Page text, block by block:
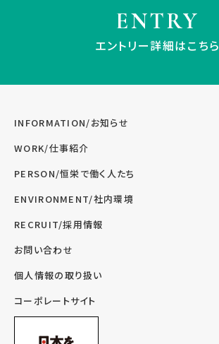
ENTRY
エントリー詳細はこちら
INFORMATION/お知らせ
WORK/仕事紹介
PERSON/恒栄で働く人たち
ENVIRONMENT/社内環境
RECRUIT/採用情報
お問い合わせ
個人情報の取り扱い
コーポレートサイト